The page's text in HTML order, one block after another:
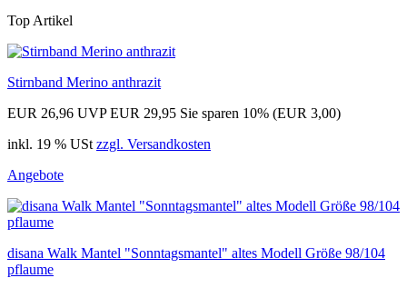
Top Artikel
Stirnband Merino anthrazit
EUR 26,96 UVP EUR 29,95 Sie sparen 10% (EUR 3,00)
inkl. 19 % USt zzgl. Versandkosten
Angebote
disana Walk Mantel "Sonntagsmantel" altes Modell Größe 98/104
pflaume